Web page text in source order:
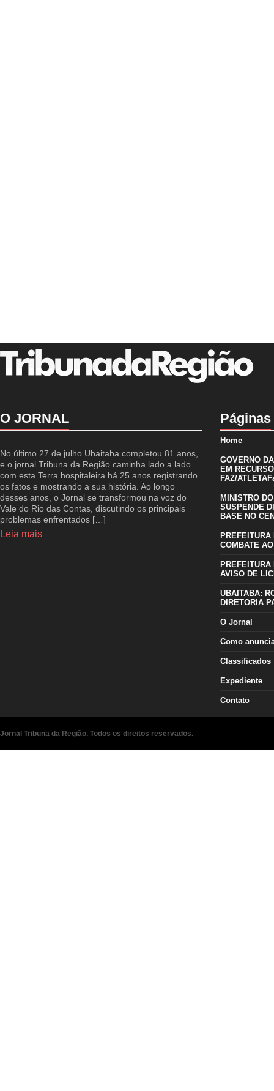
O JORNAL
No último 27 de julho Ubaitaba completou 81 anos,
e o jornal Tribuna da Região caminha lado a lado
com esta Terra hospitaleira há 25 anos registrando
os fatos e mostrando a sua história. Ao longo
desses anos, o Jornal se transformou na voz do
Vale do Rio das Contas, discutindo os principais
problemas enfrentados […]
Leia mais
Páginas
Home
GOVERNO
EM
FAZ/
MINISTRO
SUSPENDE
BASE NO
COMBATE
AVISO DE
UBAITABA:
DIRETORIA
O Jornal
Como
Classificados
Expediente
Contato
Jornal Tribuna da Região. Todos os direitos reservados.